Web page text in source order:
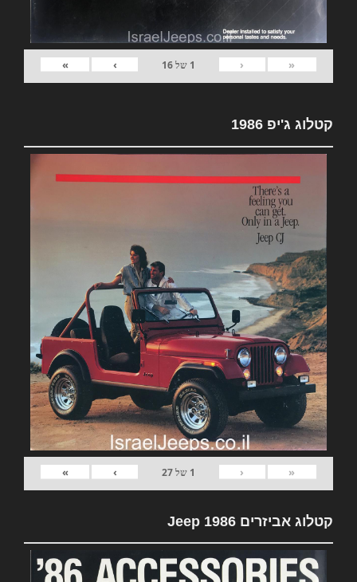
«
‹
1 של16
›
»
קטלוג ג'יפ 1986
«
‹
1 של27
›
»
קטלוג אביזרים Jeep 1986